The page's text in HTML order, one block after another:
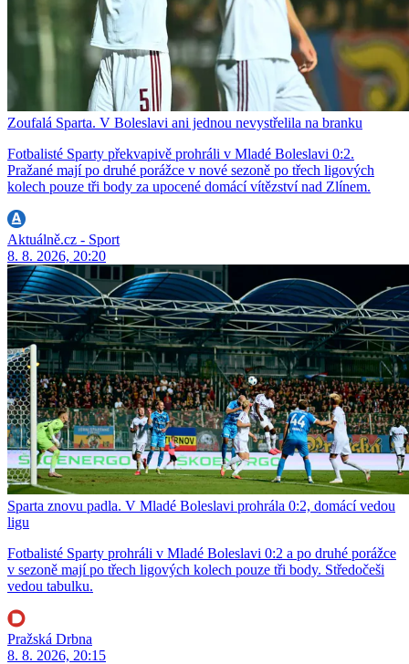
Zoufalá Sparta. V Boleslavi ani jednou nevystřelila na branku
Fotbalisté Sparty překvapivě prohráli v Mladé Boleslavi 0:2.
Pražané mají po druhé porážce v nové sezoně po třech ligových
kolech pouze tři body za upocené domácí vítězství nad Zlínem.
Aktuálně.cz - Sport
8. 8. 2026, 20:20
Sparta znovu padla. V Mladé Boleslavi prohrála 0:2, domácí vedou
ligu
Fotbalisté Sparty prohráli v Mladé Boleslavi 0:2 a po druhé porážce
v sezoně mají po třech ligových kolech pouze tři body. Středočeši
vedou tabulku.
Pražská Drbna
8. 8. 2026, 20:15